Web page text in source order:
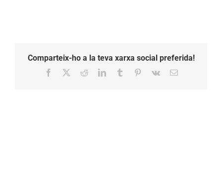
Comparteix-ho a la teva xarxa social preferida!
Facebook RedditLinkedInTumblr Pinterest
Vk Email: